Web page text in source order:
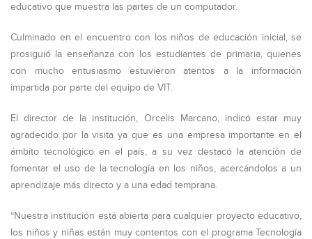
educativo que muestra las partes de un computador.
Culminado en el encuentro con los niños de educación inicial, se
prosiguió la enseñanza con los estudiantes de primaria, quienes
con mucho entusiasmo estuvieron atentos a la información
impartida por parte del equipo de VIT.
El director de la institución, Orcelis Marcano, indicó estar muy
agradecido por la visita ya que es una empresa importante en el
ámbito tecnológico en el país, a su vez destacó la atención de
fomentar el uso de la tecnología en los niños, acercándolos a un
aprendizaje más directo y a una edad temprana.
“Nuestra institución está abierta para cualquier proyecto educativo,
los niños y niñas están muy contentos con el programa Tecnología